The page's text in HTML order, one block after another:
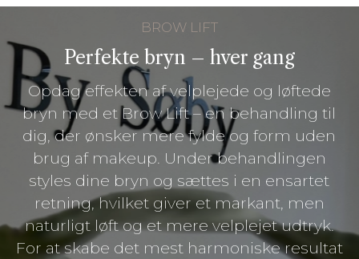
BROW LIFT
Perfekte bryn – hver gang
Opdag effekten af velplejede og løftede
bryn med et Brow Lift – en behandling til
dig, der ønsker mere fylde og form uden
brug af makeup. Under behandlingen
styles dine bryn og sættes i en ensartet
retning, hvilket giver et markant, men
naturligt løft og et mere velplejet udtryk.
For at skabe det mest harmoniske resultat